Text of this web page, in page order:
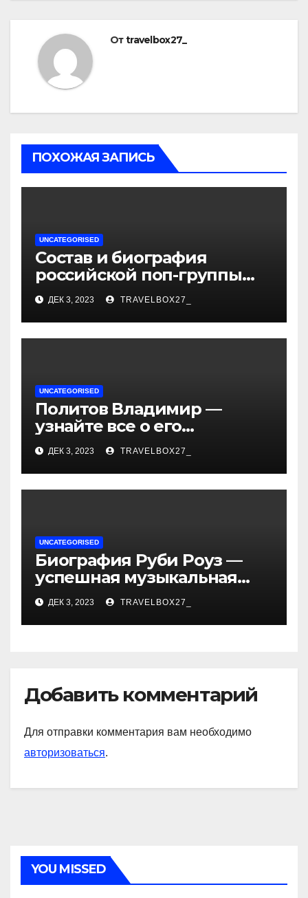
Отtravelbox27_
ПОХОЖАЯ ЗАПИСЬ
UNCATEGORISED
Состав и биография
российской поп-группы
«Иванушки интернешнл»
— история успеха, музыка
и судьбы участников
ДЕК 3, 2023 TRAVELBOX27_
UNCATEGORISED
Политов Владимир —
узнайте все о его
биографии, возрасте и
впечатляющих
достижениях!
ДЕК 3, 2023 TRAVELBOX27_
UNCATEGORISED
Биография Руби Роуз —
успешная музыкальная
карьера, личная жизнь и
знаковые достижения
ДЕК 3, 2023 TRAVELBOX27_
Добавить комментарий
Для отправки комментария вам необходимо
авторизоваться.
YOU MISSED